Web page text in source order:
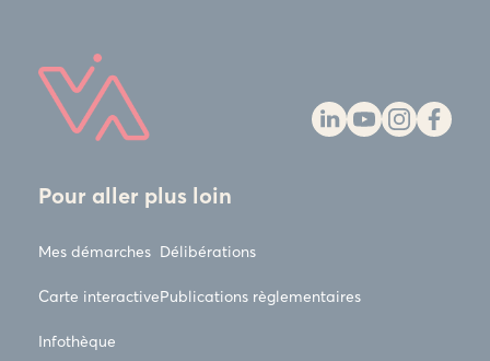
Pour aller plus loin
Mes démarches
Carte interactive
Infothèque
Délibérations
Publications règlementaires